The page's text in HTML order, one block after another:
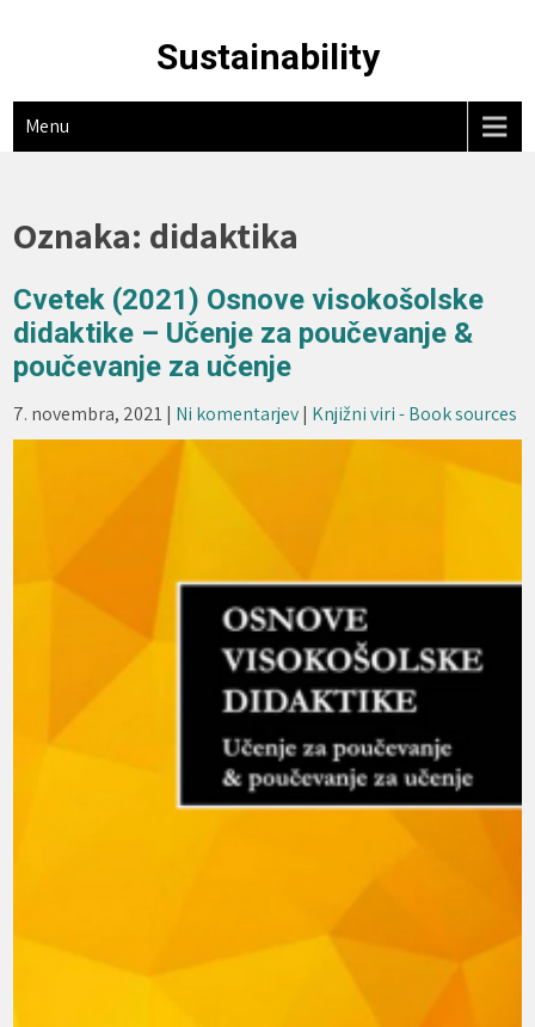
Sustainability
Menu
Oznaka: didaktika
Cvetek (2021) Osnove visokošolske
didaktike – Učenje za poučevanje &
poučevanje za učenje
7. novembra, 2021| Ni komentarjev| Knjižni viri - Book sources